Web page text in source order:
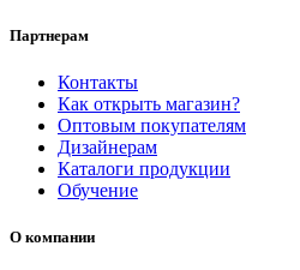
Партнерам
Контакты
Как открыть магазин?
Оптовым покупателям
Дизайнерам
Каталоги продукции
Обучение
О компании